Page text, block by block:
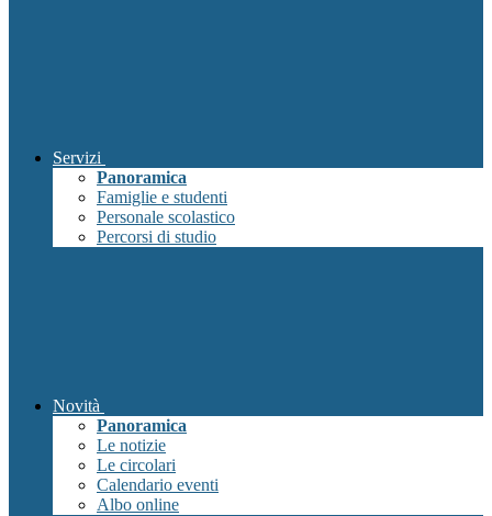
Servizi
Panoramica
Famiglie e studenti
Personale scolastico
Percorsi di studio
Novità
Panoramica
Le notizie
Le circolari
Calendario eventi
Albo online